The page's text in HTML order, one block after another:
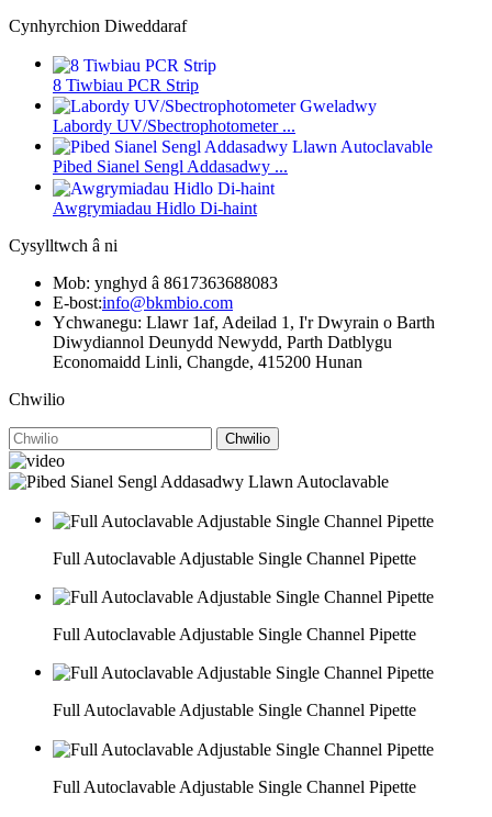
Cynhyrchion Diweddaraf
8 Tiwbiau PCR Strip
Labordy UV/Sbectrophotometer ...
Pibed Sianel Sengl Addasadwy ...
Awgrymiadau Hidlo Di-haint
Cysylltwch â ni
Mob: ynghyd â 8617363688083
E-bost:info@bkmbio.com
Ychwanegu: Llawr 1af, Adeilad 1, I'r Dwyrain o Barth
Diwydiannol Deunydd Newydd, Parth Datblygu
Economaidd Linli, Changde, 415200 Hunan
Chwilio
Chwilio
Full Autoclavable Adjustable Single Channel Pipette
Full Autoclavable Adjustable Single Channel Pipette
Full Autoclavable Adjustable Single Channel Pipette
Full Autoclavable Adjustable Single Channel Pipette